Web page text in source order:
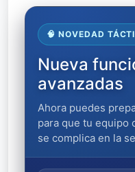
🧠 NOVEDAD
Nueva
avanzadas
Ahora puedes
para que tu equipo
se complica en la